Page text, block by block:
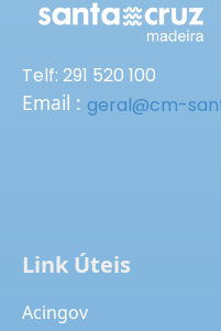
Telf: 291 520 100
Email : geral@cm-
Link Úteis
Acingov